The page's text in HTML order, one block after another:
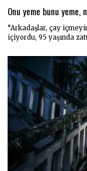
Onu yeme bunu
“Arkadaşlar, çay
içiyordu, 95 yaşında